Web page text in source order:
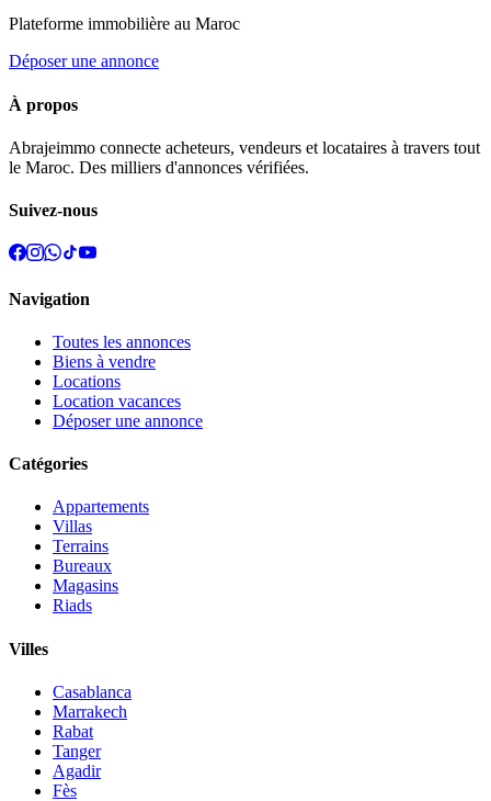
Plateforme immobilière au Maroc
Déposer une annonce
À propos
Abrajeimmo connecte acheteurs, vendeurs et locataires à travers tout
le Maroc. Des milliers d'annonces vérifiées.
Suivez-nous
Navigation
Toutes les annonces
Biens à vendre
Locations
Location vacances
Déposer une annonce
Catégories
Appartements
Villas
Terrains
Bureaux
Magasins
Riads
Villes
Casablanca
Marrakech
Rabat
Tanger
Agadir
Fès